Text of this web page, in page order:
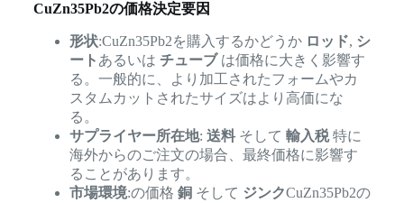
CuZn35Pb2の価格決定要因
形状:CuZn35Pb2を購入するかどうか ロッド, シ
ート あるいは チューブは価格に大きく影響す
る。一般的に、より加工されたフォームやカ
スタムカットされたサイズはより高価にな
る。
サプライヤー所在地: 送料そして 輸入税特に
海外からのご注文の場合、最終価格に影響す
ることがあります。
市場環境:の価格 銅 そして ジンクCuZn35Pb2の